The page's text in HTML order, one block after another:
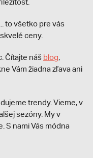
... to všetko pre vás
ceny.
Čítajte náš blog,
Vám žiadna zľava ani
trendy. Vieme, v
sezóny. My v
S nami Vás módna